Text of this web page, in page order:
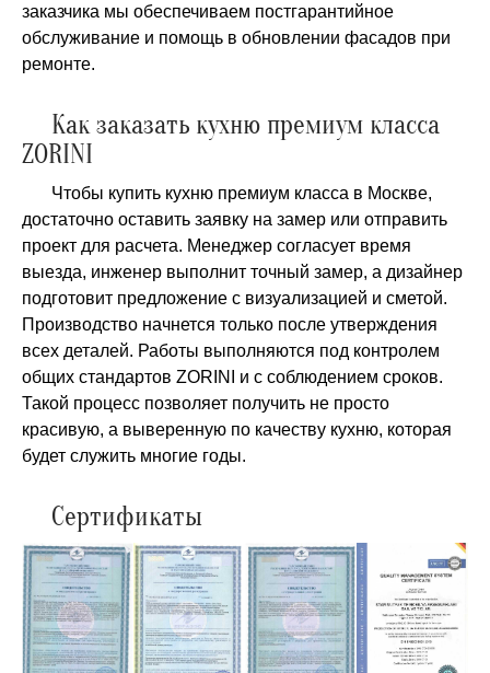
заказчика мы обеспечиваем постгарантийное
обслуживание и помощь в обновлении фасадов при
ремонте.
Как заказать кухню премиум класса
ZORINI
Чтобы купить кухню премиум класса в Москве,
достаточно оставить заявку на замер или отправить
проект для расчета. Менеджер согласует время
выезда, инженер выполнит точный замер, а дизайнер
подготовит предложение с визуализацией и сметой.
Производство начнется только после утверждения
всех деталей. Работы выполняются под контролем
общих стандартов ZORINI и с соблюдением сроков.
Такой процесс позволяет получить не просто
красивую, а выверенную по качеству кухню, которая
будет служить многие годы.
Сертификаты